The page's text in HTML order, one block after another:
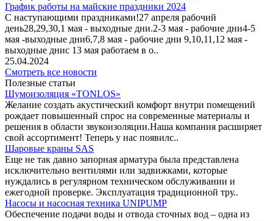
График работы на майские праздники 2024
С наступающими праздниками!27 апреля рабочий
день28,29,30,1 мая - выходные дни.2-3 мая - рабочие дни4-5
мая -выходные дни6,7,8 мая - рабочие дни 9,10,11,12 мая -
выходные днис 13 мая работаем в о..
25.04.2024
Смотреть все новости
Полезные статьи
Шумоизоляция «TONLOS»
Желание создать акустический комфорт внутри помещений
рождает повышенный спрос на современные материалы и
решения в области звукоизоляции.Наша компания расширяет
свой ассортимент! Теперь у нас появилс..
Шаровые краны SAS
Еще не так давно запорная арматура была представлена
исключительно вентилями или задвижками, которые
нуждались в регулярном техническом обслуживании и
ежегодной проверке. Эксплуатация традиционной тру..
Насосы и насосная техника UNIPUMP
Обеспечение подачи воды и отвода сточных вод – одна из